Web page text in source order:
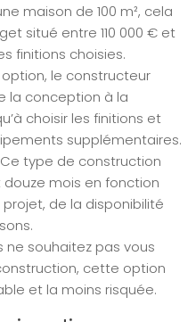
maison de 100 m², cela
situé entre 110 000 € et
finitions choisies.
le constructeur
la conception à la
choisir les finitions et
supplémentaires.
type de construction
mois en fonction
de la disponibilité
ne souhaitez pas vous
cette option
et la moins risquée.